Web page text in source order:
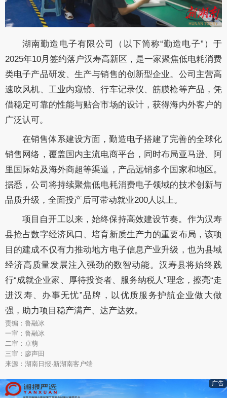
湖南勤造电子有限公司（以下简称“勤造电子” ）于
2025年10月签约落户汉寿高新区，是一家聚焦低电耗消费
类电子产品研发、生产与销售的创新型企业。 公司主营高
速吹风机、工业内窥镜、行车记录仪、筋膜枪等产品，凭
借稳定可靠的性能与贴合市场的设计，获得海内外客户的
广泛认可。
在销售体系建设方面，勤造电子搭建了完善的全球化
销售网络，覆盖国内主流电商平台，同时布局亚马逊、阿
里国际站及海外商超等渠道，产品远销多个国家和地区。
据悉，公司将持续聚焦低电耗消费电子领域的技术创新与
品质升级，全面投产后可带动就业200人以上。
项目自开工以来，始终保持高效建设节奏。 作为汉寿
县抢占数字经济风口、培育新质生产力的重要布局，该项
目的建成不仅有力推动地方电子信息产业升级，也为县域
经济高质量发展注入强劲的数智动能。汉寿县将始终践
行“成就企业家、厚待投资者、服务纳税人”理念 ，擦亮“走
进汉寿、办事无忧”品牌 ， 以优质服务护航企业做大做
强，助力项目稳产满产、达产达效。
责编：鲁融冰
一审：鲁融冰
二审：卓萌
三审：廖声田
来源：湖南日报·新湖南客户端
广告